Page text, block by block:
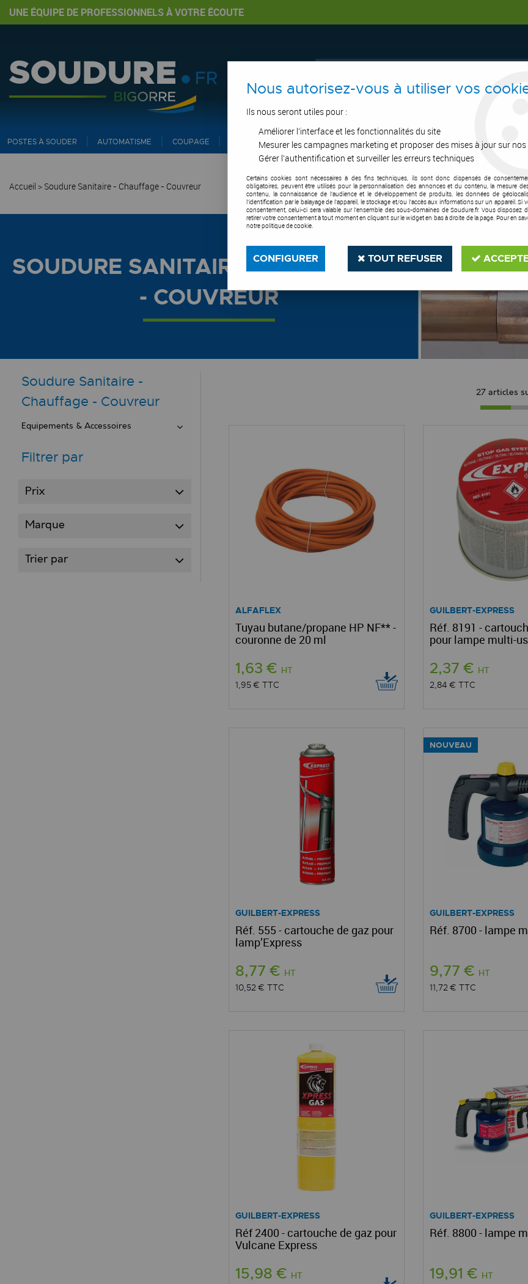
UNE ÉQUIPE DE PROFESSIONNELS À VOTRE ÉCOUTE
POSTES À SOUDER AUTOMATISME COUPAGE PIPE ET INERTAGE ASPIRATION OUTILS DE COUPE SOUDURE
Accueil > Soudure Sanitaire - Chauffage - Couvreur
SOUDURE SANITAIRE - CHAUFFAGE
- COUVREUR
Soudure Sanitaire -
Chauffage - Couvreur
Equipements & Accessoires
Filtrer par
Prix
Marque
Trier par
27 articles
ALFAFLEX
Tuyau butane/propane HP NF** -
couronne de 20 ml
1,63 € HT
1,95 € TTC
GUILBERT-EXPRESS
Réf. 8191 -
pour lampe multi-
2,37 € HT
2,84 € TTC
GUILBERT-EXPRESS
Réf. 555 - cartouche de gaz pour
lamp’Express
8,77 € HT
10,52 € TTC
NOUVEAU
GUILBERT-EXPRESS
Réf. 8700 - lampe
9,77 € HT
11,72 € TTC
GUILBERT-EXPRESS
Réf 2400 - cartouche de gaz pour
Vulcane Express
15,98 € HT
GUILBERT-EXPRESS
Réf. 8800 - lampe
19,91 € HT
Nous autorisez-vous à utiliser vos
Ils nous seront utiles pour :
Améliorer l'interface et les fonctionnalités du site
Mesurer les campagnes marketing et proposer des mises à jour sur
Gérer l'authentification et surveiller les erreurs techniques
Certains cookies sont nécessaires à des fins techniques, ils sont donc dispensés de
obligatoires, peuvent être utilisés pour la personnalisation des annonces et du contenu, la mesure
contenu, la connaissance de l'audience et le développement de produits, les données de
l'identification par le balayage de l'appareil, le stockage et/ou l'accès aux informations sur un appareil. Si
consentement, celui-ci sera valable sur l’ensemble des sous-domaines de Soudure.fr. Vous disposez
retirer votre consentement à tout moment en cliquant sur le widget en bas à droite de la page. Pour en
notre politique de cookie.
CONFIGURER TOUT REFUSER